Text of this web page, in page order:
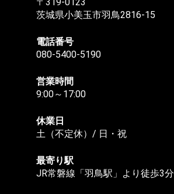
茨城県小美玉市羽鳥2816-15
電話番号
080-5400-5190
営業時間
9:00～17:00
休業日
土（不定休）/ 日・祝
最寄り駅
JR常磐線「羽鳥駅」より徒歩3分